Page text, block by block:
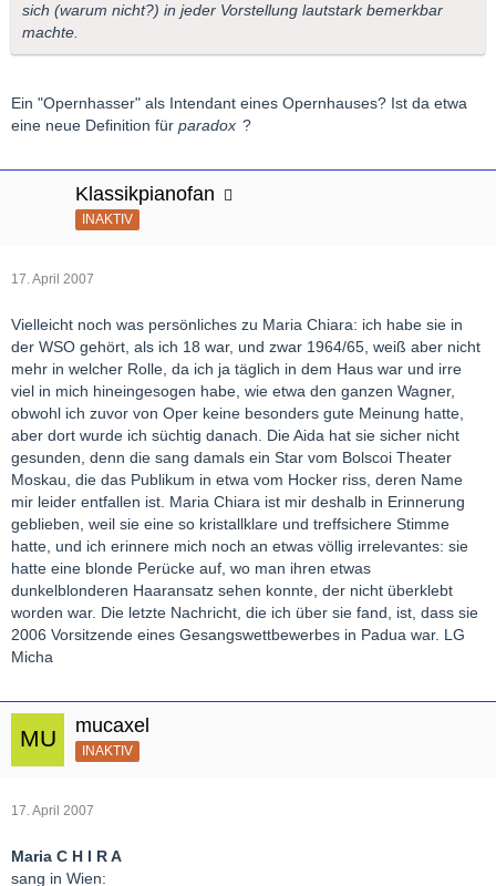
sich (warum nicht?) in jeder Vorstellung lautstark bemerkbar
machte.
Ein "Opernhasser" als Intendant eines Opernhauses? Ist da etwa
eine neue Definition für paradox ?
Klassikpianofan
INAKTIV
17. April 2007
Vielleicht noch was persönliches zu Maria Chiara: ich habe sie in
der WSO gehört, als ich 18 war, und zwar 1964/65, weiß aber nicht
mehr in welcher Rolle, da ich ja täglich in dem Haus war und irre
viel in mich hineingesogen habe, wie etwa den ganzen Wagner,
obwohl ich zuvor von Oper keine besonders gute Meinung hatte,
aber dort wurde ich süchtig danach. Die Aida hat sie sicher nicht
gesunden, denn die sang damals ein Star vom Bolscoi Theater
Moskau, die das Publikum in etwa vom Hocker riss, deren Name
mir leider entfallen ist. Maria Chiara ist mir deshalb in Erinnerung
geblieben, weil sie eine so kristallklare und treffsichere Stimme
hatte, und ich erinnere mich noch an etwas völlig irrelevantes: sie
hatte eine blonde Perücke auf, wo man ihren etwas
dunkelblonderen Haaransatz sehen konnte, der nicht überklebt
worden war. Die letzte Nachricht, die ich über sie fand, ist, dass sie
2006 Vorsitzende eines Gesangswettbewerbes in Padua war. LG
Micha
mucaxel
INAKTIV
17. April 2007
Maria C H I R A
sang in Wien: